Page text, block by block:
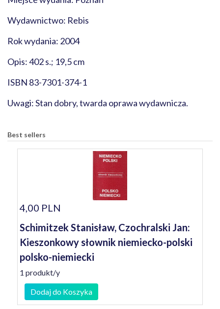
Wydawnictwo: Rebis
Rok wydania: 2004
Opis: 402 s.; 19,5 cm
ISBN 83-7301-374-1
Uwagi: Stan dobry, twarda oprawa wydawnicza.
Best sellers
4,00 PLN
Schimitzek Stanisław, Czochralski Jan:
Kieszonkowy słownik niemiecko-polski
polsko-niemiecki
1 produkt/y
Dodaj do Koszyka